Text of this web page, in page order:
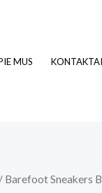
MUS KONTAKTAI
/ Barefoot Sneakers